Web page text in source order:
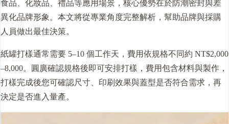
食品、化妝品、禮品等應用場景，核心優勢在於防潮密封與差
異化品牌形象。本文將從專業角度完整解析，幫助品牌與採購
人員做出最佳決策。
紙罐打樣通常需要 5–10 個工作天，費用依規格不同約 NT$2,000
–8,000。圓廣確認規格後即可安排打樣，費用包含材料與製作，
打樣完成後您可確認尺寸、印刷效果與蓋型是否符合需求，再
決定是否進入量產。